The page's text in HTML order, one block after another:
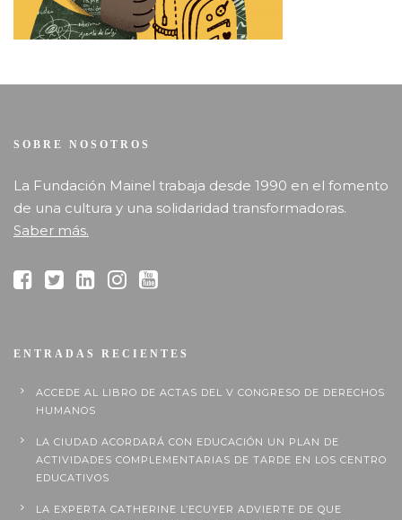
SOBRE NOSOTROS
La Fundación Mainel trabaja desde 1990 en el fomento
de una cultura y una solidaridad transformadoras.
Saber más.
ENTRADAS RECIENTES
ACCEDE AL LIBRO DE ACTAS DEL V CONGRESO DE DERECHOS
HUMANOS
LA CIUDAD ACORDARÁ CON EDUCACIÓN UN PLAN DE
ACTIVIDADES COMPLEMENTARIAS DE TARDE EN LOS CENTRO
EDUCATIVOS
LA EXPERTA CATHERINE L’ECUYER ADVIERTE DE QUE